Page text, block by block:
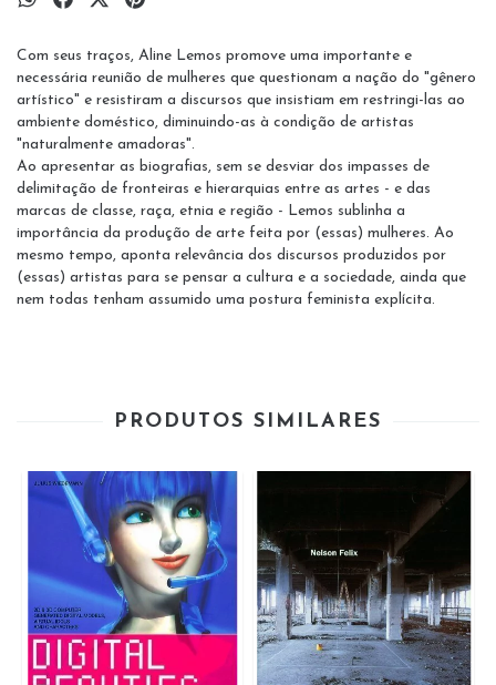
Com seus traços, Aline Lemos promove uma importante e
necessária reunião de mulheres que questionam a nação do "gênero
artístico" e resistiram a discursos que insistiam em restringi-las ao
ambiente doméstico, diminuindo-as à condição de artistas
"naturalmente amadoras".
Ao apresentar as biografias, sem se desviar dos impasses de
delimitação de fronteiras e hierarquias entre as artes - e das
marcas de classe, raça, etnia e região - Lemos sublinha a
importância da produção de arte feita por (essas) mulheres. Ao
mesmo tempo, aponta relevância dos discursos produzidos por
(essas) artistas para se pensar a cultura e a sociedade, ainda que
nem todas tenham assumido uma postura feminista explícita.
PRODUTOS SIMILARES